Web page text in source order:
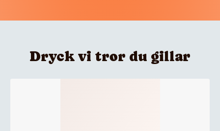
Dryck vi tror du gillar